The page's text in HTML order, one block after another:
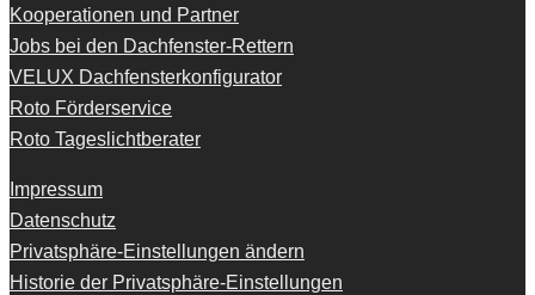
Kooperationen und Partner
Jobs bei den Dachfenster-Rettern
VELUX Dachfensterkonfigurator
Roto Förderservice
Roto Tageslichtberater
Impressum
Datenschutz
Privatsphäre-Einstellungen ändern
Historie der Privatsphäre-Einstellungen